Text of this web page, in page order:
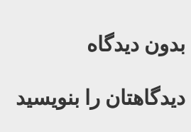
بدون دیدگاه
دیدگاهتان را بنویسید